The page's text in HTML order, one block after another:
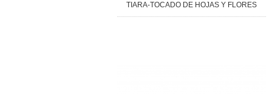
TIARA-TOCADO DE HOJAS Y FLORES